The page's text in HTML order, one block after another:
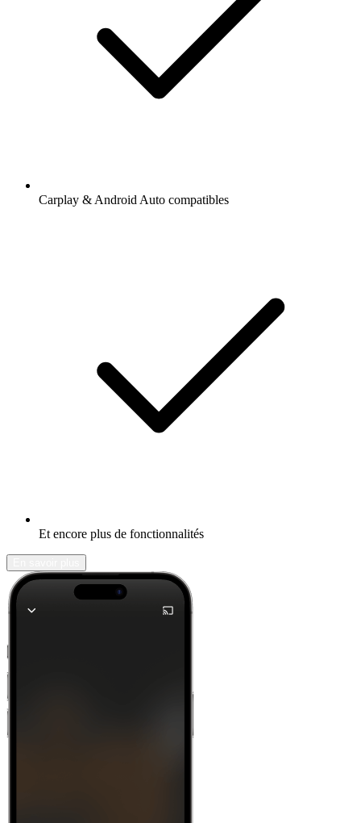
Carplay & Android Auto compatibles
Et encore plus de fonctionnalités